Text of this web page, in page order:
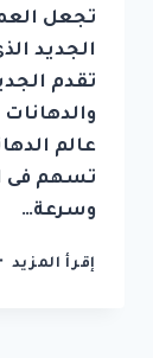
تجعل
الجديد
تقدم
عالم
تسهم فى
وسرعة…
إقرأ المزيد